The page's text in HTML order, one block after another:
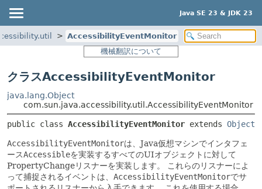
Java SE 23 & JDK 23
AccessibilityEventMonitor
機械翻訳について
クラスAccessibilityEventMonitor
java.lang.Object
com.sun.java.accessibility.util.AccessibilityEventMonitor
public class AccessibilityEventMonitor extends Object
AccessibilityEventMonitorは、Java仮想マシンでインタフェ
ースAccessibleを実装するすべてのUIオブジェクトに対して
PropertyChangeリスナーを実装します。
これらのリスナーによ
って捕捉されるイベントは、 AccessibilityEventMonitorでサ